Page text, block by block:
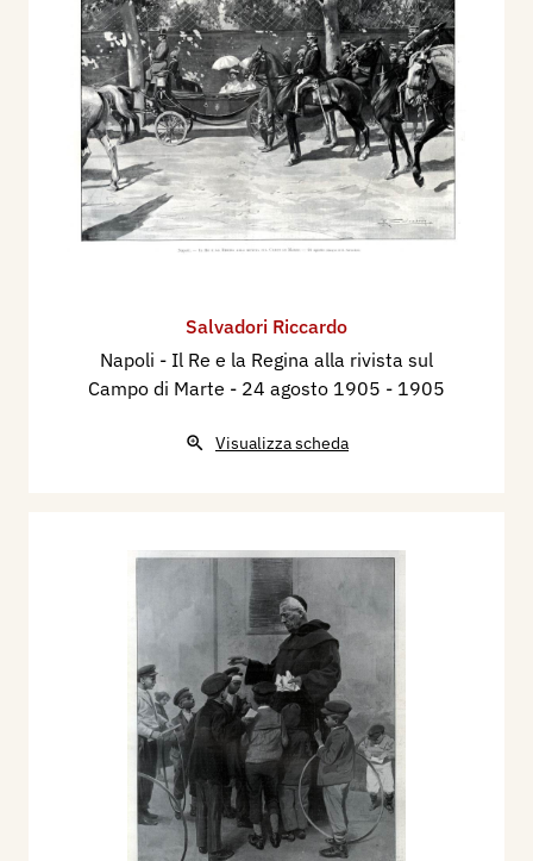
Salvadori Riccardo
Napoli - Il Re e la Regina alla rivista sul
Campo di Marte - 24 agosto 1905 - 1905
Visualizza scheda